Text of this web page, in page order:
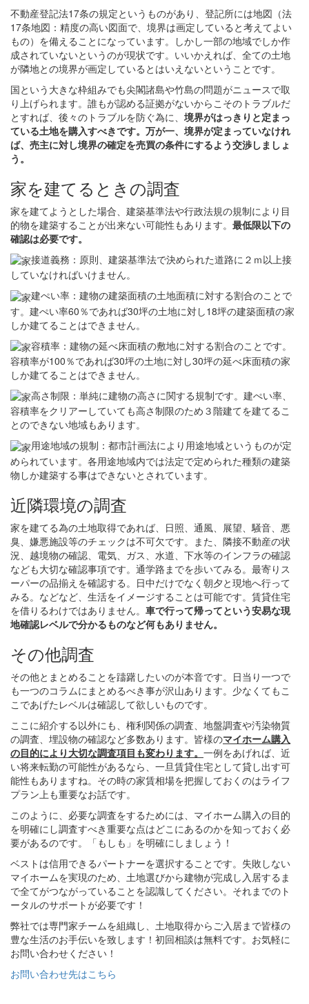
不動産登記法17条の規定というものがあり、登記所には地図（法
17条地図：精度の高い図面で、境界は画定していると考えてよい
もの）を備えることになっています。しかし一部の地域でしか作
成されていないというのが現状です。いいかえれば、全ての土地
が隣地との境界が画定しているとはいえないということです。
国という大きな枠組みでも尖閣諸島や竹島の問題がニュースで取
り上げられます。誰もが認める証拠がないからこそのトラブルだ
とすれば、後々のトラブルを防ぐ為に、 境界がはっきりと定まっ
ている土地を購入すべきです。万が一、境界が定まっていなけれ
ば、売主に対し境界の確定を売買の条件にするよう交渉しましょ
う。
家を建てるときの調査
家を建てようとした場合、建築基準法や行政法規の規制により目
的物を建築することが出来ない可能性もあります。 最低限以下の
確認は必要です。
接道義務：原則、建築基準法で決められた道路に２ｍ以上接
していなければいけません。
建ぺい率：建物の建築面積の土地面積に対する割合のことで
す。建ぺい率60％であれば30坪の土地に対し18坪の建築面積の家
しか建てることはできません。
容積率：建物の延べ床面積の敷地に対する割合のことです。
容積率が100％であれば30坪の土地に対し30坪の延べ床面積の家
しか建てることはできません。
高さ制限：単純に建物の高さに関する規制です。建ぺい率、
容積率をクリアーしていても高さ制限のため３階建てを建てるこ
とのできない地域もあります。
用途地域の規制：都市計画法により用途地域というものが定
められています。各用途地域内では法定で定められた種類の建築
物しか建築する事はできないとされています。
近隣環境の調査
家を建てる為の土地取得であれば、日照、通風、展望、騒音、悪
臭、嫌悪施設等のチェックは不可欠です。また、隣接不動産の状
況、越境物の確認、電気、ガス、水道、下水等のインフラの確認
なども大切な確認事項です。通学路までを歩いてみる。最寄りス
ーパーの品揃えを確認する。日中だけでなく朝夕と現地へ行って
みる。などなど、生活をイメージすることは可能です。賃貸住宅
を借りるわけではありません。 車で行って帰ってという安易な現
地確認レベルで分かるものなど何もありません。
その他調査
その他とまとめることを躊躇したいのが本音です。日当り一つで
も一つのコラムにまとめるべき事が沢山あります。少なくてもこ
こであげたレベルは確認して欲しいものです。
ここに紹介する以外にも、権利関係の調査、地盤調査や汚染物質
の調査、埋設物の確認など多数あります。皆様のマイホーム購入
の目的により大切な調査項目も変わります。 一例をあげれば、近
い将来転勤の可能性があるなら、一旦賃貸住宅として貸し出す可
能性もありますね。その時の家賃相場を把握しておくのはライフ
プラン上も重要なお話です。
このように、必要な調査をするためには、マイホーム購入の目的
を明確にし調査すべき重要な点はどこにあるのかを知っておく必
要があるのです。「もしも」を明確にしましょう！
ベストは信用できるパートナーを選択することです。失敗しない
マイホームを実現のため、土地選びから建物が完成し入居するま
で全てがつながっていることを認識してください。それまでのト
ータルのサポートが必要です！
弊社では専門家チームを組織し、土地取得からご入居まで皆様の
豊な生活のお手伝いを致します！初回相談は無料です。お気軽に
お問い合わせください！
お問い合わせ先はこちら